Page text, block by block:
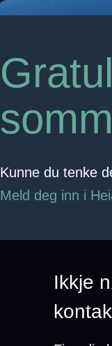
Kunne du tenke
Meld deg inn i
Ikkje